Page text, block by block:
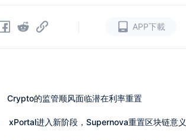
APP下載
Crypto的监管顺风面临潜在利率重置
xPortal进入新阶段，Supernova重置区块链意义